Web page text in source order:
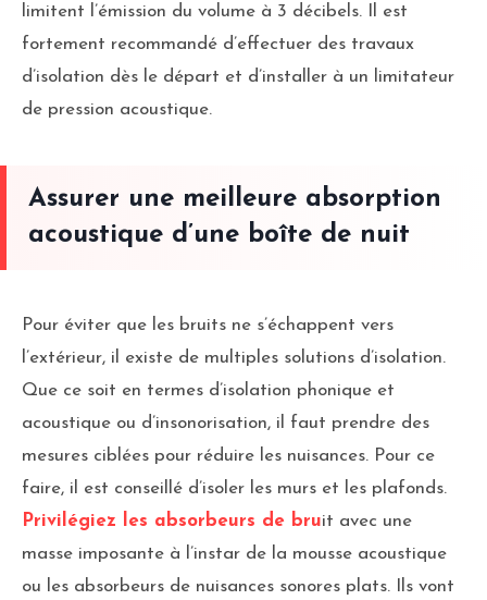
limitent l’émission du volume à 3 décibels. Il est
fortement recommandé d’effectuer des travaux
d’isolation dès le départ et d’installer à un limitateur
de pression acoustique.
Assurer une meilleure absorption
acoustique d’une boîte de nuit
Pour éviter que les bruits ne s’échappent vers
l’extérieur, il existe de multiples solutions d’isolation.
Que ce soit en termes d’isolation phonique et
acoustique ou d’insonorisation, il faut prendre des
mesures ciblées pour réduire les nuisances. Pour ce
faire, il est conseillé d’isoler les murs et les plafonds.
Privilégiez les absorbeurs de bruit avec une
masse imposante à l’instar de la mousse acoustique
ou les absorbeurs de nuisances sonores plats. Ils vont